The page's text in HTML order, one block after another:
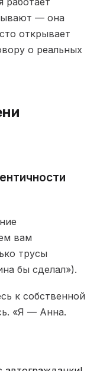
— она
открывает
о реальных
вам
трусы
бы сделал»).
к собственной
«Я — Анна.